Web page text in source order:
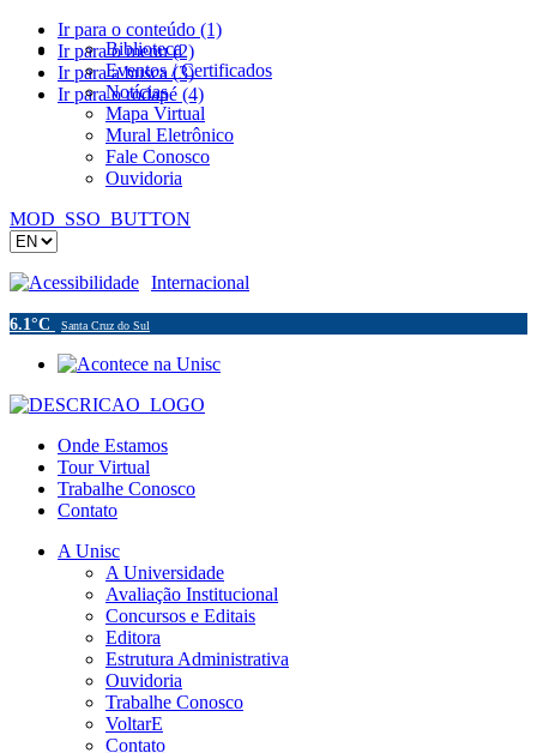
Ir para o conteúdo (1)
Ir para o menu (2)
Ir para a busca (3)
Ir para o rodapé (4)
Biblioteca
Eventos / Certificados
Notícias
Mapa Virtual
Mural Eletrônico
Fale Conosco
Ouvidoria
MOD_SSO_BUTTON
Acessibilidade Internacional
6.1°C Santa Cruz do Sul
Onde Estamos
Tour Virtual
Trabalhe Conosco
Contato
A Unisc
A Universidade
Avaliação Institucional
Concursos e Editais
Editora
Estrutura Administrativa
Ouvidoria
Trabalhe Conosco
VoltarE
Contato